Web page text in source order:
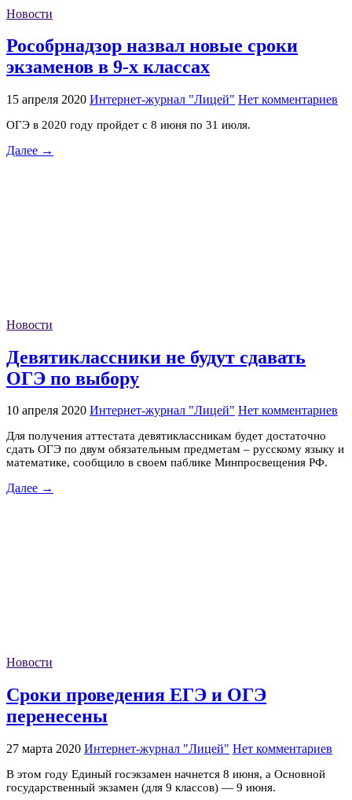
Новости
Рособрнадзор назвал новые сроки
экзаменов в 9-х классах
15 апреля 2020 Интернет-журнал "Лицей" Нет комментариев
ОГЭ в 2020 году пройдет с 8 июня по 31 июля.
Далее →
Новости
Девятиклассники не будут сдавать
ОГЭ по выбору
10 апреля 2020 Интернет-журнал "Лицей" Нет комментариев
Для получения аттестата девятиклассникам будет достаточно
сдать ОГЭ по двум обязательным предметам – русскому языку и
математике, сообщило в своем паблике Минпросвещения РФ.
Далее →
Новости
Сроки проведения ЕГЭ и ОГЭ
перенесены
27 марта 2020 Интернет-журнал "Лицей" Нет комментариев
В этом году Единый госэкзамен начнется 8 июня, а Основной
государственный экзамен (для 9 классов) — 9 июня.